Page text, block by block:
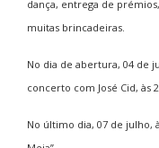
dança, entrega de
muitas brincadeiras.
No dia de abertura, 04 de
concerto com José Cid, às
No último dia, 07 de julho,